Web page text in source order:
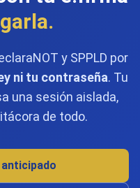
y SPPLD por
ni tu contraseña. Tu
una sesión aislada,
de todo.